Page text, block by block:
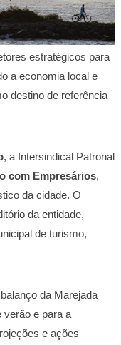
estratégicos para
a economia local e
destino de referência
, a Intersindical Patronal
com Empresários,
da cidade. O
da entidade,
de turismo,
da Marejada
verão e para a
e ações